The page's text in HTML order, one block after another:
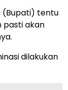
(Bupati) tentu
pasti akan
dilakukan